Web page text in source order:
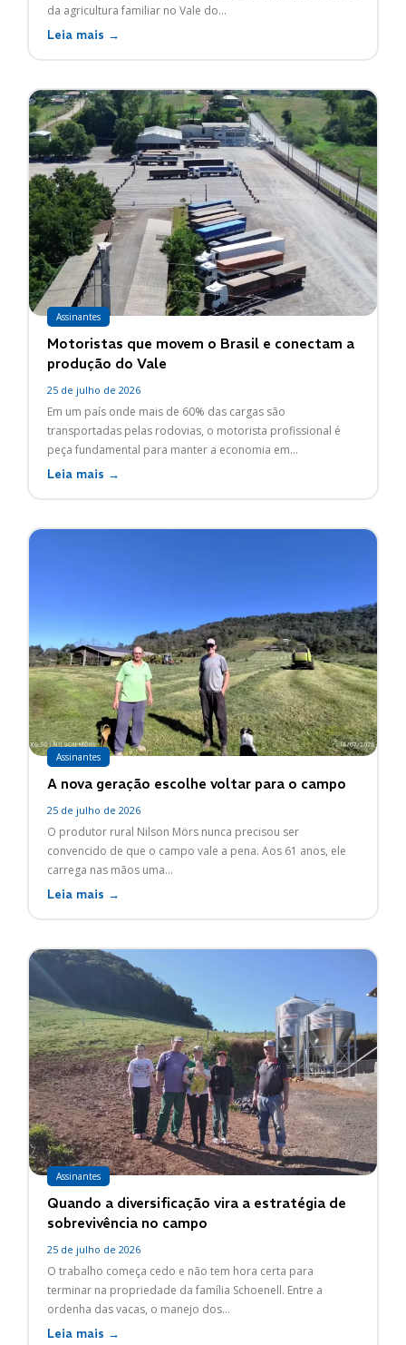
da agricultura familiar no Vale do...
Leia mais →
Assinantes
Motoristas que movem o Brasil e conectam a
produção do Vale
25 de julho de 2026
Em um país onde mais de 60% das cargas são
transportadas pelas rodovias, o motorista profissional é
peça fundamental para manter a economia em...
Leia mais →
Assinantes
A nova geração escolhe voltar para o campo
25 de julho de 2026
O produtor rural Nilson Mörs nunca precisou ser
convencido de que o campo vale a pena. Aos 61 anos, ele
carrega nas mãos uma...
Leia mais →
Assinantes
Quando a diversificação vira a estratégia de
sobrevivência no campo
25 de julho de 2026
O trabalho começa cedo e não tem hora certa para
terminar na propriedade da família Schoenell. Entre a
ordenha das vacas, o manejo dos...
Leia mais →